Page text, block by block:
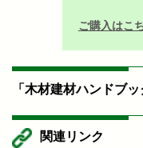
ご購入はこ
「木材建材ハンドブ
関連リンク